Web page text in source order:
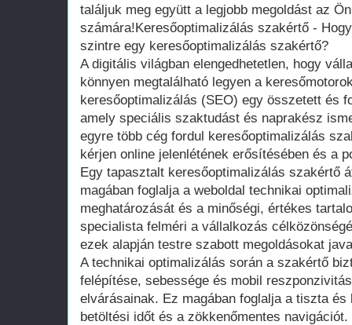
találjuk meg együtt a legjobb megoldást az
számára!Keresőoptimalizálás szakértő -
szintre egy keresőoptimalizálás szakértő?
A digitális világban elengedhetetlen, hogy
könnyen megtalálható legyen a
keresőoptimalizálás (SEO) egy összetett és
amely speciális szaktudást és naprakész
egyre több cég fordul keresőoptimalizálás
kérjen online jelenlétének erősítésében és a
Egy tapasztalt keresőoptimalizálás szakértő
magában foglalja a weboldal technikai
meghatározását és a minőségi, értékes
specialista felméri a vállalkozás
ezek alapján testre szabott megoldásokat
A technikai optimalizálás során a szakértő
felépítése, sebessége és mobil
elvárásainak. Ez magában foglalja a tiszta
betöltési időt és a zökkenőmentes